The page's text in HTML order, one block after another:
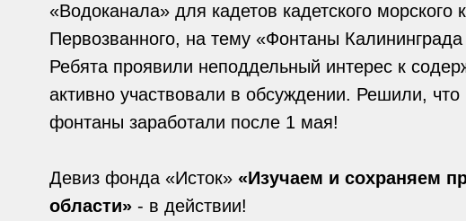
«Водоканала» для кадетов кадетского морского
Первозванного, на тему «Фонтаны Калининграда
Ребята проявили неподдельный интерес к
активно участвовали в обсуждении. Решили,
фонтаны заработали после 1 мая!
Девиз фонда «Исток» «Изучаем и сохраняем
области» - в действии!